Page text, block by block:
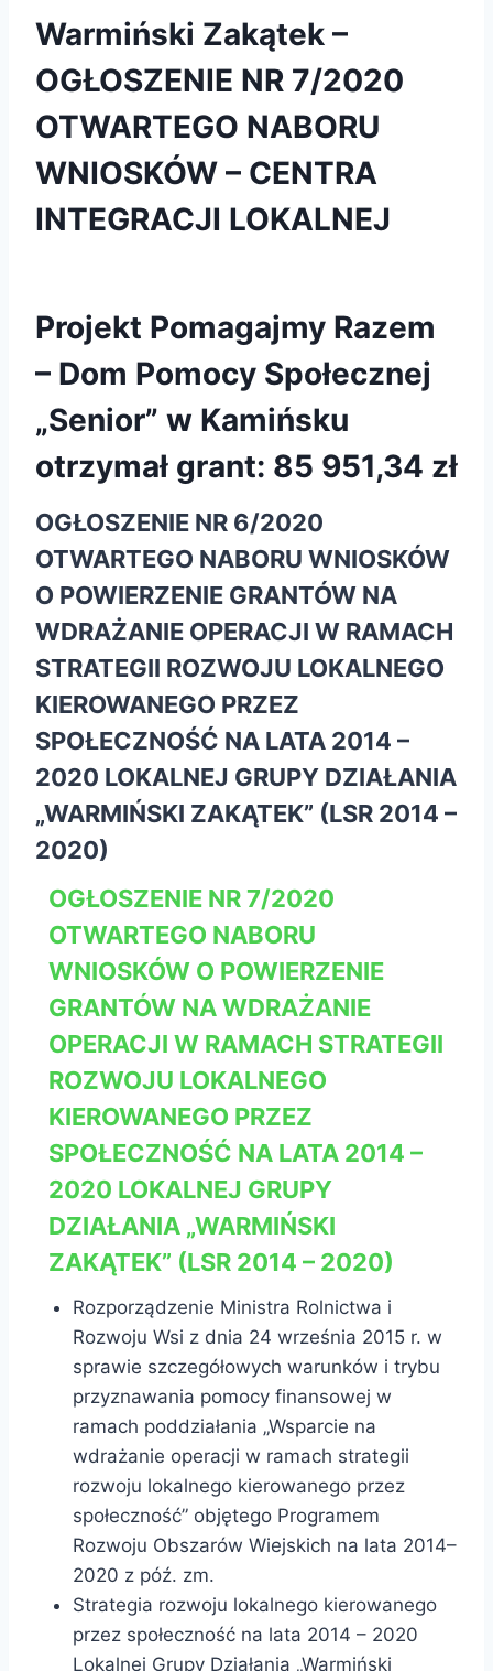
Warmiński Zakątek –
OGŁOSZENIE NR 7/2020
OTWARTEGO NABORU
WNIOSKÓW – CENTRA
INTEGRACJI LOKALNEJ
Projekt Pomagajmy Razem
– Dom Pomocy Społecznej
„Senior” w Kamińsku
otrzymał grant: 85 951,34 zł
OGŁOSZENIE NR 6/2020
OTWARTEGO NABORU WNIOSKÓW
O POWIERZENIE GRANTÓW NA
WDRAŻANIE OPERACJI W RAMACH
STRATEGII ROZWOJU LOKALNEGO
KIEROWANEGO PRZEZ
SPOŁECZNOŚĆ NA LATA 2014 –
2020 LOKALNEJ GRUPY DZIAŁANIA
„WARMIŃSKI ZAKĄTEK” (LSR 2014 –
2020)
OGŁOSZENIE NR 7/2020
OTWARTEGO NABORU
WNIOSKÓW O POWIERZENIE
GRANTÓW NA WDRAŻANIE
OPERACJI W RAMACH STRATEGII
ROZWOJU LOKALNEGO
KIEROWANEGO PRZEZ
SPOŁECZNOŚĆ NA LATA 2014 –
2020 LOKALNEJ GRUPY
DZIAŁANIA „WARMIŃSKI
ZAKĄTEK” (LSR 2014 – 2020)
Rozporządzenie Ministra Rolnictwa i
Rozwoju Wsi z dnia 24 września 2015 r. w
sprawie szczegółowych warunków i trybu
przyznawania pomocy finansowej w
ramach poddziałania „Wsparcie na
wdrażanie operacji w ramach strategii
rozwoju lokalnego kierowanego przez
społeczność” objętego Programem
Rozwoju Obszarów Wiejskich na lata 2014–
2020 z póź. zm.
Strategia rozwoju lokalnego kierowanego
przez społeczność na lata 2014 – 2020
Lokalnej Grupy Działania „Warmiński